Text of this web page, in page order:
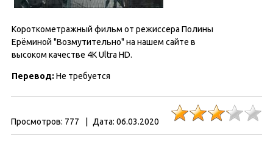
Короткометражный фильм от режиссера Полины
Ерёминой "Возмутительно" на нашем сайте в
высоком качестве 4K Ultra HD.
Перевод: Не требуется
Просмотров: 777 Дата: 06.03.2020